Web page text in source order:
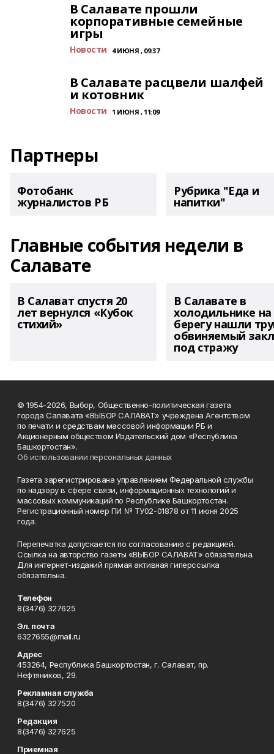
В Салавате прошли
корпоративные семейные
игры
Новости 4 ИЮНЯ , 09:37
В Салавате расцвели шалфей
и котовник
Новости 1 ИЮНЯ , 11:09
Партнеры
Фотобанк
журналистов РБ
Рубрика "Еда и
напитки"
Главные события недели в
Салавате
В Салават спустя 20
лет вернулся «Кубок
стихий»
В Салавате в
холодильнике на
берегу нашли
обвиняемый
под стражу
© 1954-2026, Выбор, Общественно-политическая газета
города Салавата «ВЫБОР САЛАВАТ» учреждена Агентством
по печати и средствам массовой информации РБ и
Акционерным обществом Издательский дом «Республика
Башкортостан».
Об использовании персональных данных
Газета зарегистрирована управлением Федеральной службы
по надзору в сфере связи, информационных технологий и
массовых коммуникаций по Республике Башкортостан.
Регистрационный номер ПИ № ТУ02-01878 от 11 июня 2025
года.
Перепечатка допускается по согласованию с редакцией.
Ссылка на авторство газеты «ВЫБОР САЛАВАТ» обязательна.
Для интернет-изданий прямая активная гиперссылка
обязательна.
Телефон
8(3476) 327625
Эл. почта
6327655@mail.ru
Адрес
453264, Республика Башкортостан, г. Салават, пр.
Нефтяников, 29.
Рекламная служба
8(3476) 327520
Редакция
8(3476) 327625
Приемная